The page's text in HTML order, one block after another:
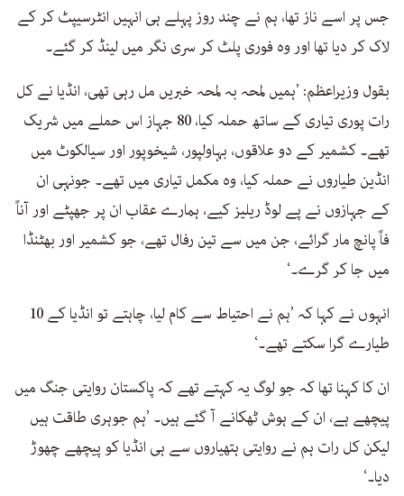
جس پر اسے ناز تھا، ہم نے چند روز پہلے ہی انہیں انٹرسیپٹ کر کے
لاک کر دیا تھا اور وہ فوری پلٹ کر سری نگر میں لینڈ کر گئے۔
بقول وزیراعظم: ’ہمیں لمحہ بہ لمحہ خبریں مل رہی تھی، انڈیا نے کل
رات پوری تیاری کے ساتھ حملہ کیا، 80 جہاز اس حملے میں شریک
تھے۔ کشمیر کے دو علاقوں، بہاولپور، شیخوپور اور سیالکوٹ میں
انڈین طیاروں نے حملہ کیا، وہ مکمل تیاری میں تھے۔ جونہی ان
کے جہازوں نے پے لوڈ ریلیز کیے، ہمارے عقاب ان پر جھپٹے اور آناً
فاً پانچ مار گرائے، جن میں سے تین رفال تھے، جو کشمیر اور بھٹنڈا
میں جا کر گرے۔‘
انہوں نے کہا کہ ’ہم نے احتیاط سے کام لیا، چاہتے تو انڈیا کے 10
طیارے گرا سکتے تھے۔‘
ان کا کہنا تھا کہ جو لوگ یہ کہتے تھے کہ پاکستان روایتی جنگ میں
پیچھے ہے، ان کے ہوش ٹھکانے آ گئے ہیں۔ ’ہم جوہری طاقت ہیں
لیکن کل رات ہم نے روایتی ہتھیاروں سے ہی انڈیا کو پیچھے چھوڑ
دیا۔‘